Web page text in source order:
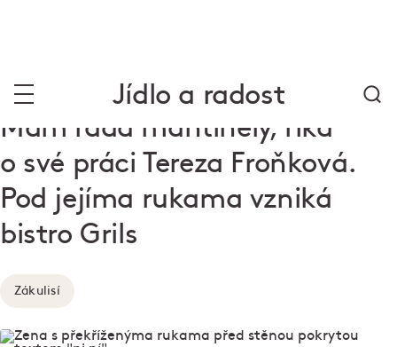
Jídlo a radost
Mám ráda mantinely, říká
o své práci Tereza Froňková.
Pod jejíma rukama vzniká
bistro Grils
Zákulisí